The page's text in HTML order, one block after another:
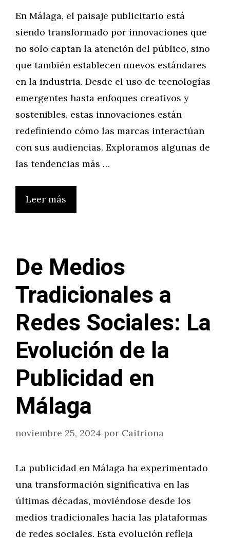
En Málaga, el paisaje publicitario está
siendo transformado por innovaciones que
no solo captan la atención del público, sino
que también establecen nuevos estándares
en la industria. Desde el uso de tecnologías
emergentes hasta enfoques creativos y
sostenibles, estas innovaciones están
redefiniendo cómo las marcas interactúan
con sus audiencias. Exploramos algunas de
las tendencias más …
Leer más
De Medios
Tradicionales a
Redes Sociales: La
Evolución de la
Publicidad en
Málaga
noviembre 25, 2024 por Caitriona
La publicidad en Málaga ha experimentado
una transformación significativa en las
últimas décadas, moviéndose desde los
medios tradicionales hacia las plataformas
de redes sociales. Esta evolución refleja